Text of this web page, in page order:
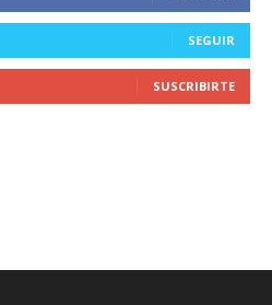
SEGUIR
SUSCRIBIRTE